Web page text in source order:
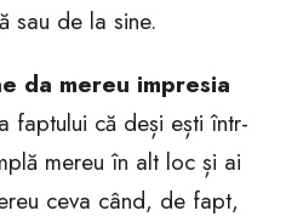
sau de la sine.
da mereu impresia
faptului că deși ești într-
mereu în alt loc și ai
ceva când, de fapt,